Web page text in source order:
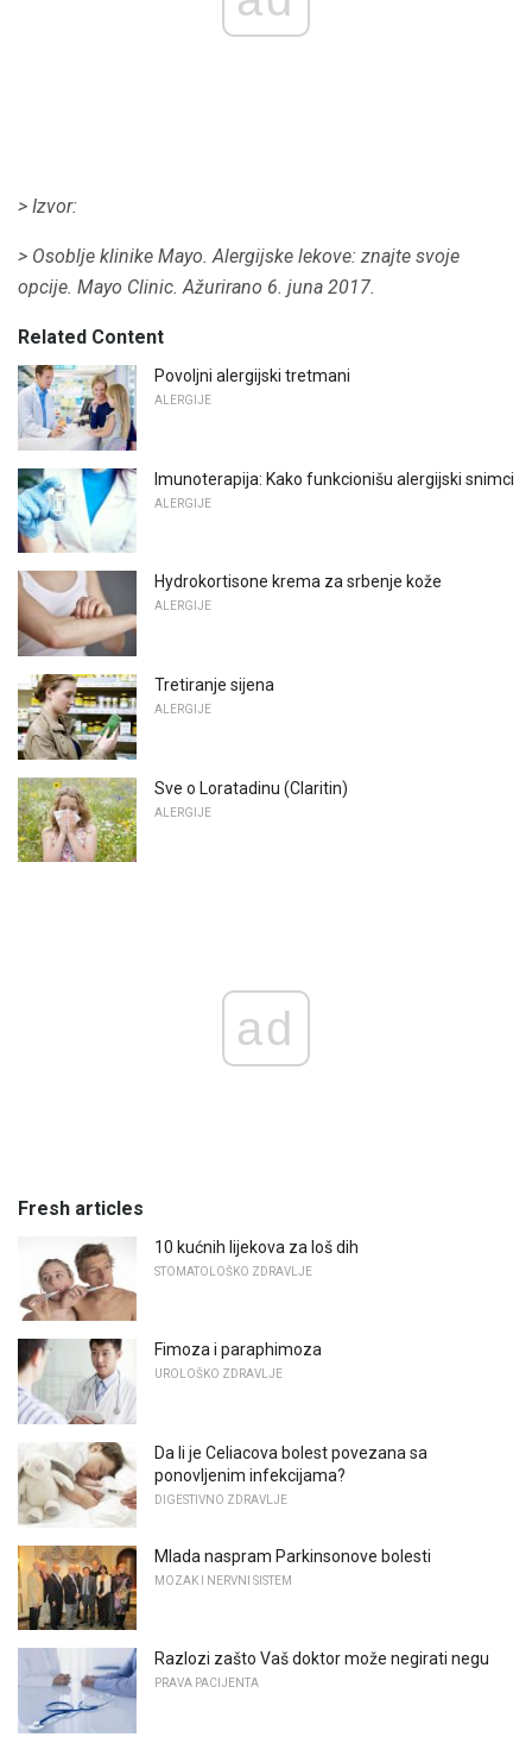
> Izvor:
> Osoblje klinike Mayo. Alergijske lekove: znajte svoje
opcije. Mayo Clinic. Ažurirano 6. juna 2017.
Related Content
Povoljni alergijski tretmani
ALERGIJE
Imunoterapija: Kako funkcionišu alergijski snimci
ALERGIJE
Hydrokortisone krema za srbenje kože
ALERGIJE
Tretiranje sijena
ALERGIJE
Sve o Loratadinu (Claritin)
ALERGIJE
ad
Fresh articles
10 kućnih lijekova za loš dih
STOMATOLOŠKO ZDRAVLJE
Fimoza i paraphimoza
UROLOŠKO ZDRAVLJE
Da li je Celiacova bolest povezana sa
ponovljenim infekcijama?
DIGESTIVNO ZDRAVLJE
Mlada naspram Parkinsonove bolesti
MOZAK I NERVNI SISTEM
Razlozi zašto Vaš doktor može negirati negu
PRAVA PACIJENTA